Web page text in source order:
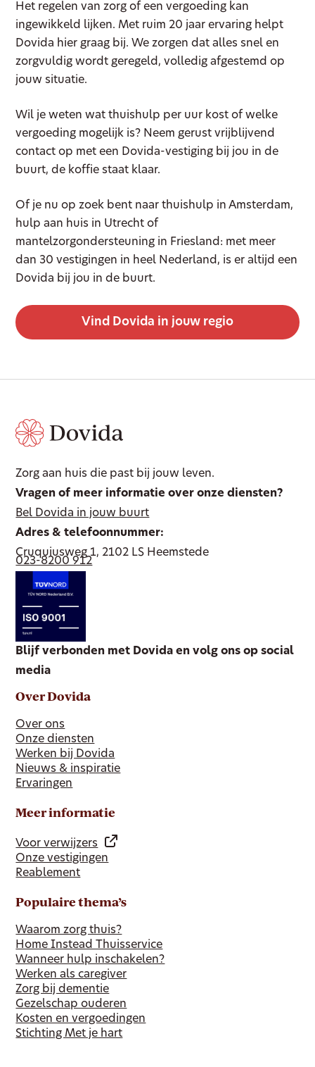
Het regelen van zorg of een vergoeding kan
ingewikkeld lijken. Met ruim 20 jaar ervaring helpt
Dovida hier graag bij. We zorgen dat alles snel en
zorgvuldig wordt geregeld, volledig afgestemd op
jouw situatie.
Wil je weten wat thuishulp per uur kost of welke
vergoeding mogelijk is? Neem gerust vrijblijvend
contact op met een Dovida-vestiging bij jou in de
buurt, de koffie staat klaar.
Of je nu op zoek bent naar thuishulp in Amsterdam,
hulp aan huis in Utrecht of
mantelzorgondersteuning in Friesland: met meer
dan 30 vestigingen in heel Nederland, is er altijd een
Dovida bij jou in de buurt.
Vind Dovida in jouw regio
Zorg aan huis die past bij jouw leven.
Vragen of meer informatie over onze diensten?
Bel Dovida in jouw buurt
Adres & telefoonnummer:
Cruquiusweg 1, 2102 LS Heemstede
023-8200 912
Blijf verbonden met Dovida en volg ons op social
media
Over Dovida
Over ons
Onze diensten
Werken bij Dovida
Nieuws & inspiratie
Ervaringen
Meer informatie
Voor verwijzers
Onze vestigingen
Reablement
Populaire thema’s
Waarom zorg thuis?
Home Instead Thuisservice
Wanneer hulp inschakelen?
Werken als caregiver
Zorg bij dementie
Gezelschap ouderen
Kosten en vergoedingen
Stichting Met je hart